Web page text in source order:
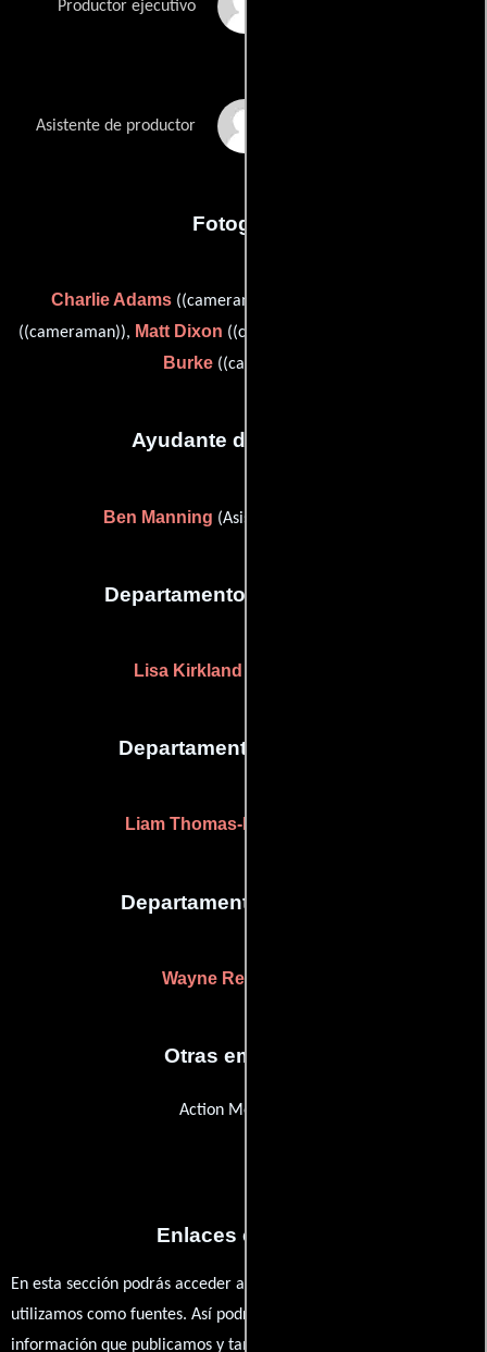
Productor ejecutivo
Asistente de productor
Fotografia
Charlie Adams((cameraman)),
((cameraman)), Matt Dixon ((cameraman)) y
Burke((cameraman))
Ayudante de dirección
Ben Manning (Asistente de dirección)
Departamento de maquillaje
Lisa Kirkland
Departamento de musica
Liam Thomas-Burke
Departamento de sonido
Wayne Reay
Otras empresas
Action Media Hire
Enlaces externos
En esta sección podrás acceder a los recursos externos que
utilizamos como fuentes. Así podrás chequear toda la
información que publicamos y también ampliar tu conocimiento